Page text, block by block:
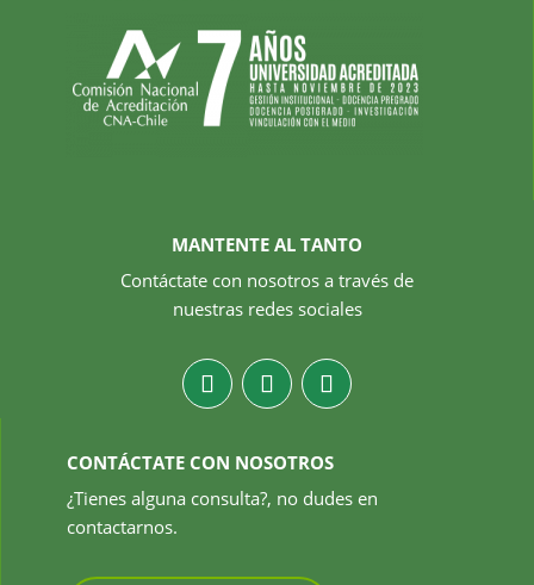
MANTENTE AL TANTO
Contáctate con nosotros a través de
nuestras redes sociales
CONTÁCTATE CON NOSOTROS
¿Tienes alguna consulta?, no dudes en
contactarnos.